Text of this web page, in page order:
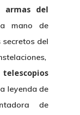
armas del
mano de
del
telescopios
leyenda de
de